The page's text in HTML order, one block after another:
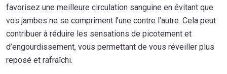
favorisez une meilleure circulation sanguine en évitant que
vos jambes ne se compriment l’une contre l’autre. Cela peut
contribuer à réduire les sensations de picotement et
d’engourdissement, vous permettant de vous réveiller plus
reposé et rafraîchi.